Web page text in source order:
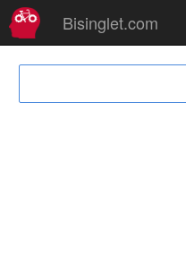
Bisinglet.com